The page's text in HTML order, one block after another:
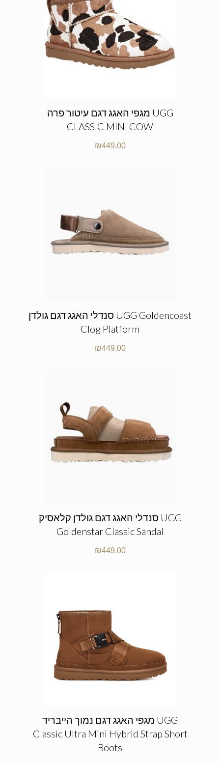
מגפי האגג דגם עיטור פרה UGG
CLASSIC MINI COW
₪449.00
סנדלי האגג דגם גולדן UGG Goldencoast
Clog Platform
₪449.00
סנדלי האגג דגם גולדן קלאסיק UGG
Goldenstar Classic Sandal
₪449.00
מגפי האגג דגם נמוך הייבריד UGG
Classic Ultra Mini Hybrid Strap Short
Boots